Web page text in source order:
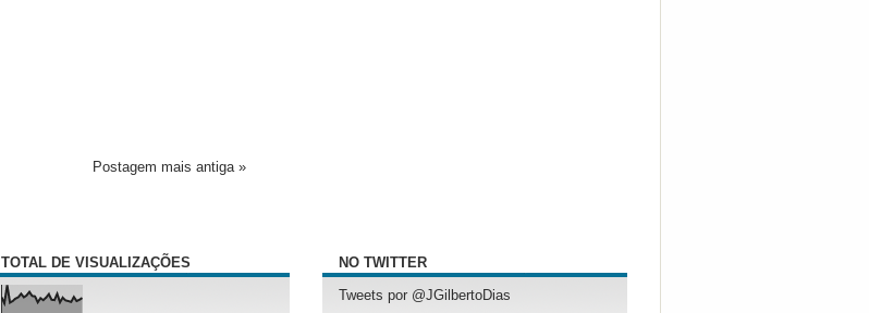
Postagem mais antiga »
TOTAL DE VISUALIZAÇÕES NO TWITTER
Tweets por @JGilbertoDias